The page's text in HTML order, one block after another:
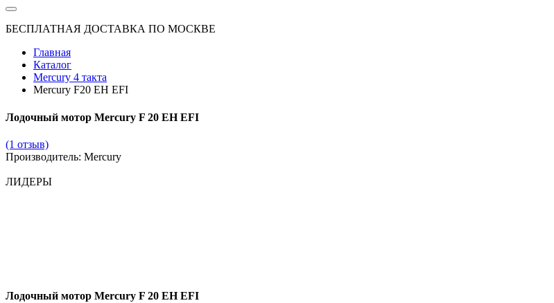
БЕСПЛАТНАЯ ДОСТАВКА ПО МОСКВЕ
Главная
Каталог
Mercury 4 такта
Mercury F20 EH EFI
Лодочный мотор Mercury F 20 EH EFI
(1 отзыв)
Производитель: Mercury
ЛИДЕРЫ
Лодочный мотор Mercury F 20 EH EFI